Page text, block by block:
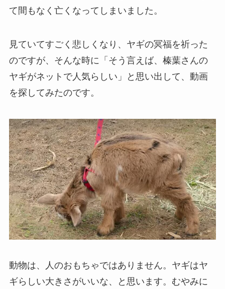
て間もなく亡くなってしまいました。
見ていてすごく悲しくなり、ヤギの冥福を祈った
のですが、そんな時に「そう言えば、榛葉さんの
ヤギがネットで人気らしい」と思い出して、動画
を探してみたのです。
動物は、人のおもちゃではありません。ヤギはヤ
ギらしい大きさがいいな、と思います。むやみに